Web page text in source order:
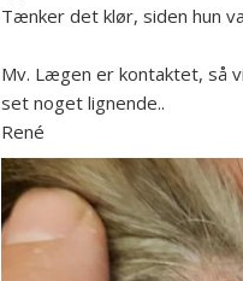
Tænker det klør, siden hun
Mv. Lægen er kontaktet, så
set noget lignende..
René